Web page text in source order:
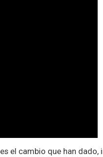
el cambio que han